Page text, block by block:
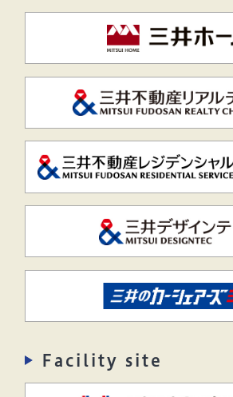
Facility site